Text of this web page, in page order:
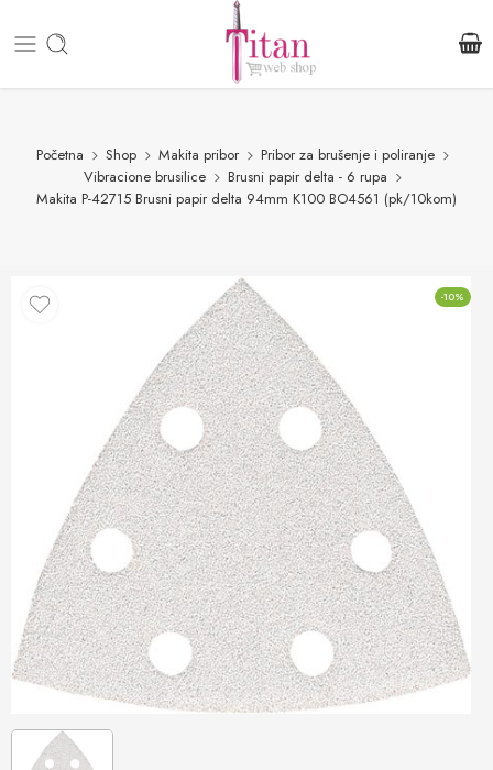
Početna Shop Makita pribor
Pribor za brušenje i poliranje
Vibracione brusilice
Brusni papir delta - 6 rupa
Makita P-42715 Brusni papir delta 94mm K100 BO4561 (pk/10kom)
-10%